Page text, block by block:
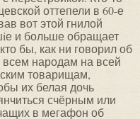
оттепели в 60-е
вот этой гнилой
и больше обращает
бы, как ни говорил об
народам на всей
товарищам,
их белая дочь
счёрным или
в мегафон об